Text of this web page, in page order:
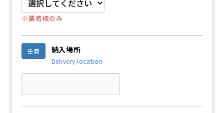
※業者様のみ
任意 納入場所
Delivery location